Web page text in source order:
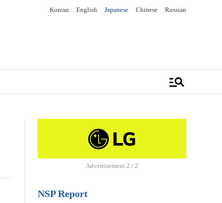
Korean English Japanese Chinese Russian
manage_search
Advertisement 2 / 2
NSP Report